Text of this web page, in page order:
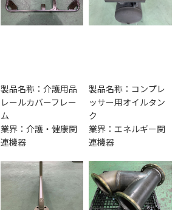
製品名称：介護用品
レールカバーフレー
ム
業界：介護・健康関
連機器
製品名称：コンプレ
ッサー用オイルタン
ク
業界：エネルギー関
連機器